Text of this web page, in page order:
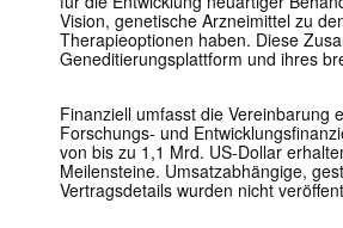
Vision, genetische Arzneimittel zu
Therapieoptionen haben. Diese
Geneditierungsplattform und ihres
Finanziell umfasst die Vereinbarung
Forschungs- und
von bis zu 1,1 Mrd. US-Dollar
Meilensteine. Umsatzabhängige,
Vertragsdetails wurden nicht